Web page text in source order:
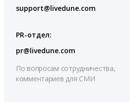
support@livedune.com
PR-отдел:
pr@livedune.com
По вопросам сотрудничества,
комментариев для СМИ